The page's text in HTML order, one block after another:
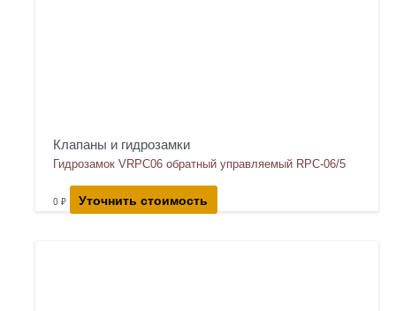
Клапаны и гидрозамки
Гидрозамок VRPC06 обратный управляемый RPC-06/5
0 ₽ Уточнить стоимость